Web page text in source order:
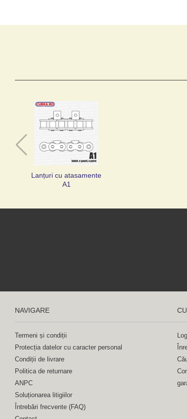
Lanțuri cu atasamente
A1
NAVIGARE
Termeni și condiții
Protecția datelor cu caracter personal
Condiții de livrare
Politica de returnare
ANPC
Soluționarea litigiilor
Întrebări frecvente (FAQ)